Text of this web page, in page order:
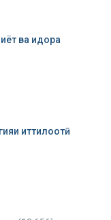
ва идора
иттилоотӣ